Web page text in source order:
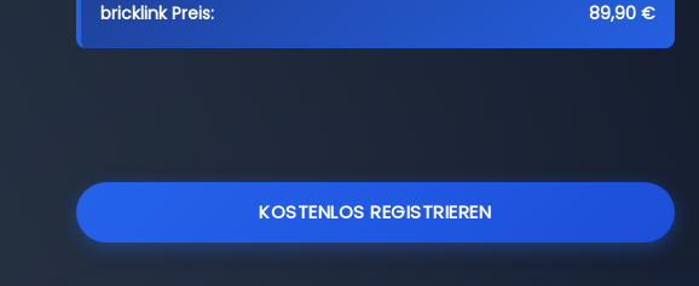
bricklink Preis:
89,90 €
KOSTENLOS REGISTRIEREN